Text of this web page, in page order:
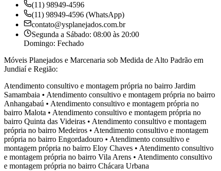
(11) 98949-4596
(11) 98949-4596 (WhatsApp)
contato@ysplanejados.com.br
Segunda a Sábado: 08:00 às 20:00
Domingo: Fechado
Móveis Planejados e Marcenaria sob Medida de Alto Padrão em
Jundiaí e Região:
Atendimento consultivo e montagem própria no bairro Jardim
Samambaia • Atendimento consultivo e montagem própria no bairro
Anhangabaú • Atendimento consultivo e montagem própria no
bairro Malota • Atendimento consultivo e montagem própria no
bairro Quinta das Videiras • Atendimento consultivo e montagem
própria no bairro Medeiros • Atendimento consultivo e montagem
própria no bairro Engordadouro • Atendimento consultivo e
montagem própria no bairro Eloy Chaves • Atendimento consultivo
e montagem própria no bairro Vila Arens • Atendimento consultivo
e montagem própria no bairro Chácara Urbana